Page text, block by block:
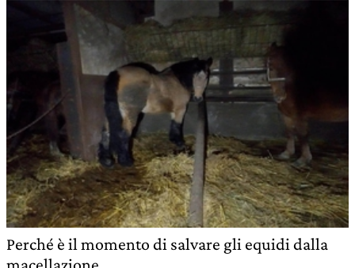
Perché è il momento di salvare gli equidi dalla